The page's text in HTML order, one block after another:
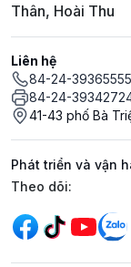
Thân, Hoài Thu
Liên hệ
84-24-39365555
84-24-
41-43 phố Bà
Phát triển và vận
Mạng xã
Theo dõi: